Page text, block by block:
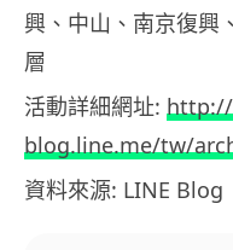
興、中山、南京復興
層
活動詳細網址:
blog.line.me/tw/
資料來源: LINE Blog